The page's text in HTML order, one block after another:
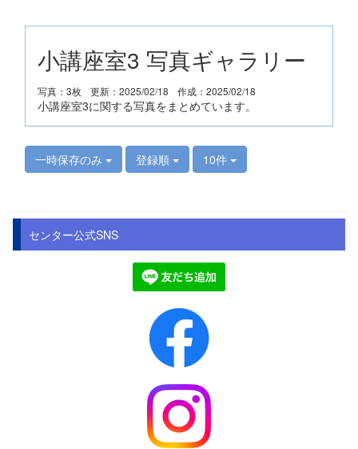
小講座室3 写真ギャラリー
写真：3枚 更新：2025/02/18 作成：2025/02/18
小講座室3に関する写真をまとめています。
一時保存のみ 登録順 10件
センター公式SNS